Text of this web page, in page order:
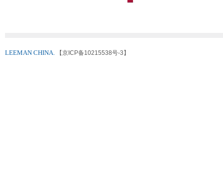
LEEMAN CHINA. 【京ICP备10215538号-3】